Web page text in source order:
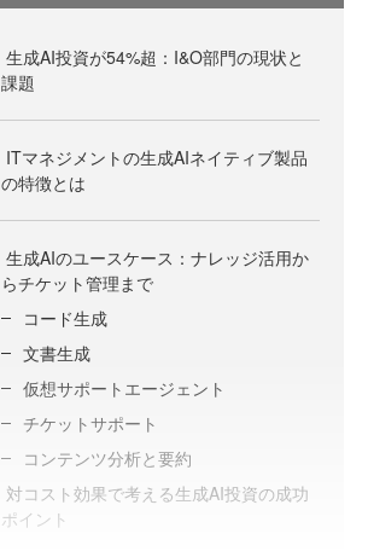
生成AI投資が54%超：I&O部門の現状と
課題
ITマネジメントの生成AIネイティブ製品
の特徴とは
生成AIのユースケース：ナレッジ活用か
らチケット管理まで
コード生成
文書生成
仮想サポートエージェント
チケットサポート
コンテンツ分析と要約
対コスト効果で考える生成AI投資の成功
ポイント